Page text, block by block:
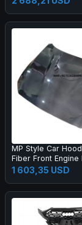
Headlamp Fog
MP Style Car
Fiber Front Engine
Bonnet for M2C
1 603,35 USD